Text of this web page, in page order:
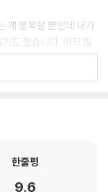
게 행복할 뿐인데 내가
도 했습니다. 아직 많
용기가 되기도 했습니
이고 다시 빵을 만들
늘 숙제같은 빵이었
한줄평
9.6